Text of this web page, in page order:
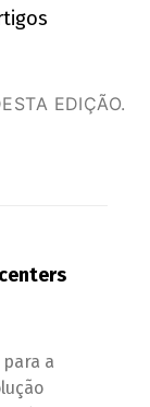
EDIÇÃO.
para a